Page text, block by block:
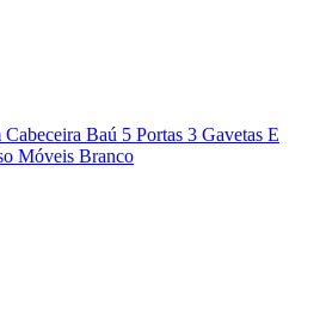
Baú 5 Portas 3 Gavetas E
Móveis Branco